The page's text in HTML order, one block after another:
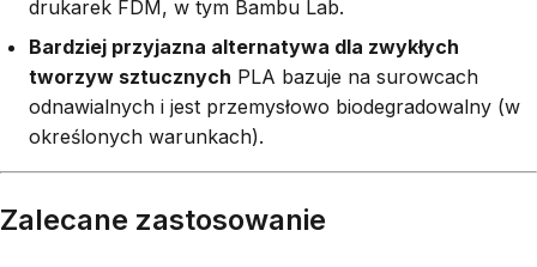
drukarek FDM, w tym Bambu Lab.
Bardziej przyjazna alternatywa dla zwykłych
tworzyw sztucznych PLA bazuje na surowcach
odnawialnych i jest przemysłowo biodegradowalny (w
określonych warunkach).
Zalecane zastosowanie